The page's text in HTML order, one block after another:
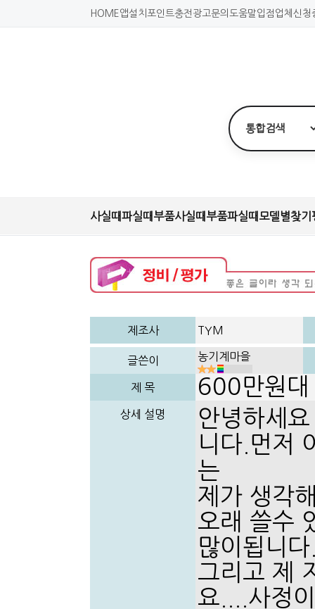
HOME 앱설치 포인트충전 광고문의 도움말입점업체신청
사실때파실때 부품사실때 부품파실때 모델별찾기
제조사 TYM
글쓴이 농기계마을
제 목 600만원대
상세 설명
안녕하세
니다.먼저
는
제가 생각
오래 쓸수
많이됩니
그리고 제
요....사정